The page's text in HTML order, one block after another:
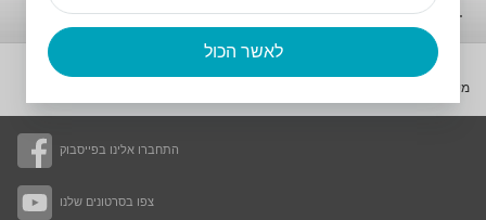
לאשר הכול
התחברו אלינו בפייסבוק
צפו בסרטונים שלנו
אי שליטה
מידע תאגידי